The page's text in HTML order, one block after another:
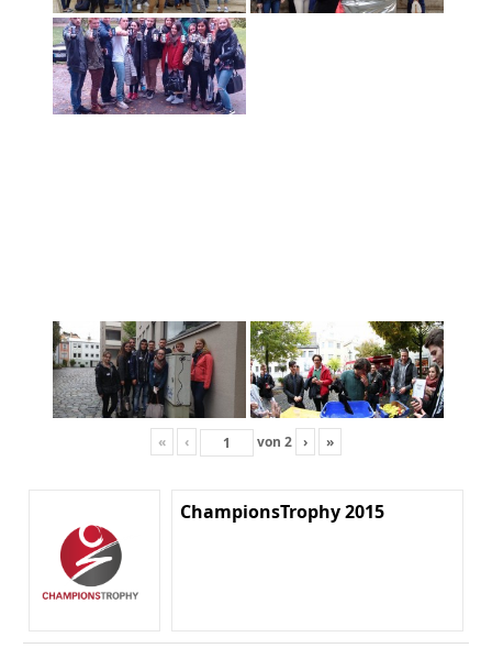
« ‹ von 2 › »
ChampionsTrophy 2015